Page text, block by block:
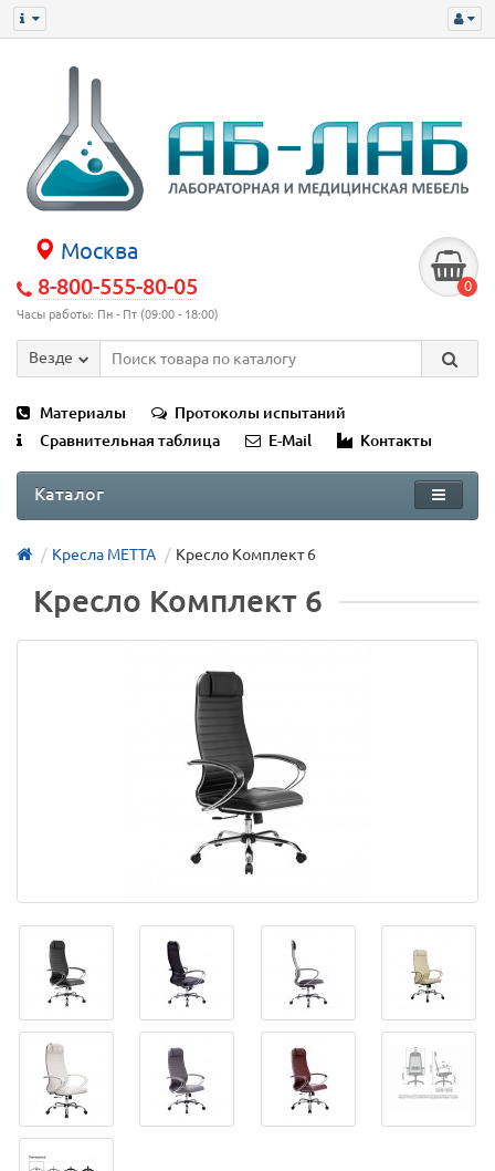
Москва
8-800-555-80-05
Часы работы: Пн - Пт (09:00 - 18:00)
0
Везде
Материалы
Протоколы испытаний
Сравнительная таблица
E-Mail Контакты
Каталог
Кресла МЕТТА Кресло Комплект 6
Кресло Комплект 6